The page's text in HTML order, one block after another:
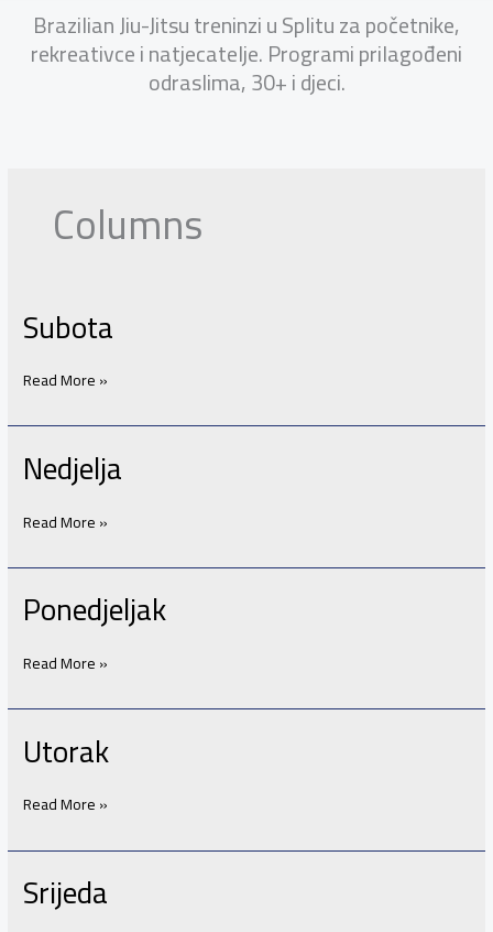
Brazilian Jiu-Jitsu treninzi u Splitu za početnike,
rekreativce i natjecatelje. Programi prilagođeni
odraslima, 30+ i djeci.
Columns
Subota
Subota
Read More »
Nedjelja
Nedjelja
Read More »
Ponedjeljak
Ponedjeljak
Read More »
Utorak
Utorak
Read More »
Srijeda
Srijeda